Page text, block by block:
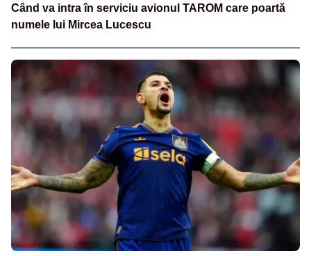
Când va intra în serviciu avionul TAROM care poartă
numele lui Mircea Lucescu